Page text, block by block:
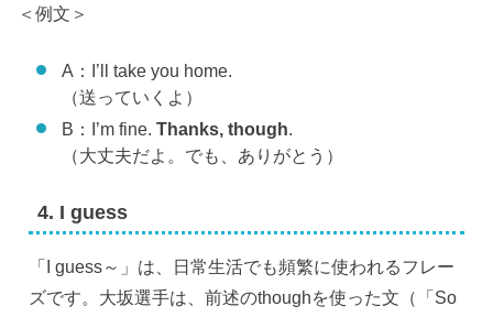
＜例文＞
A：I’ll take you home.
（送っていくよ）
B：I’m fine.Thanks, though.
（大丈夫だよ。でも、ありがとう）
4. I guess
「I guess～」は、日常生活でも頻繁に使われるフレー
ズです。大坂選手は、前述のthoughを使った文（「So